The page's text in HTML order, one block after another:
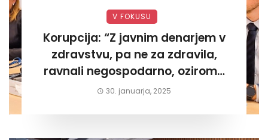
V FOKUSU
Korupcija: “Z javnim denarjem v
zdravstvu, pa ne za zdravila,
ravnali negospodarno, oziroma
za lastni žep. Tokrat na Žalskem«
30. januarja, 2025